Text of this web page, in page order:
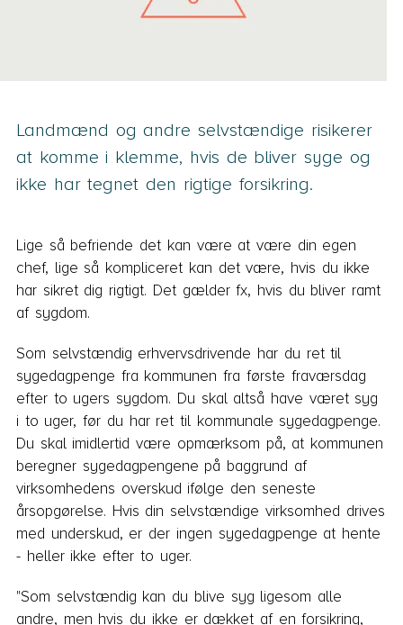
Landmænd og andre selvstændige risikerer
at komme i klemme, hvis de bliver syge og
ikke har tegnet den rigtige forsikring.
Lige så befriende det kan være at være din egen
chef, lige så kompliceret kan det være, hvis du ikke
har sikret dig rigtigt. Det gælder fx, hvis du bliver ramt
af sygdom.
Som selvstændig erhvervsdrivende har du ret til
sygedagpenge fra kommunen fra første fraværsdag
efter to ugers sygdom. Du skal altså have været syg
i to uger, før du har ret til kommunale sygedagpenge.
Du skal imidlertid være opmærksom på, at kommunen
beregner sygedagpengene på baggrund af
virksomhedens overskud ifølge den seneste
årsopgørelse. Hvis din selvstændige virksomhed drives
med underskud, er der ingen sygedagpenge at hente
- heller ikke efter to uger.
"Som selvstændig kan du blive syg ligesom alle
andre, men hvis du ikke er dækket af en forsikring,